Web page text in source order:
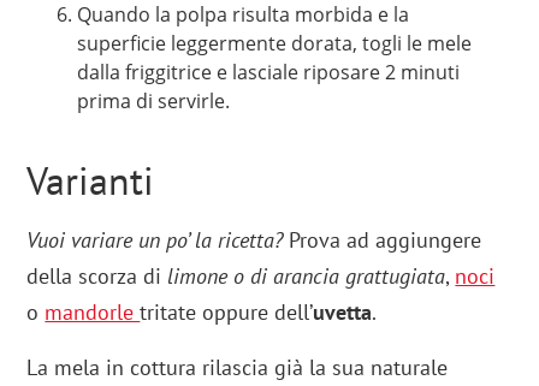
Quando la polpa risulta morbida e la
superficie leggermente dorata, togli le mele
dalla friggitrice e lasciale riposare 2 minuti
prima di servirle.
Varianti
Vuoi variare un po’ la ricetta?Prova ad aggiungere
della scorza di limone o di arancia grattugiata, noci
o mandorletritate oppure dell’uvetta.
La mela in cottura rilascia già la sua naturale